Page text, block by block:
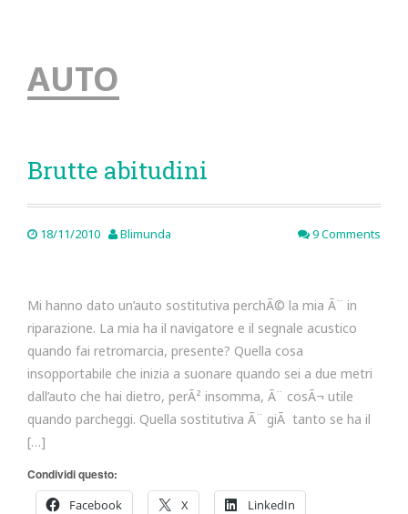
AUTO
Brutte abitudini
18/11/2010 Blimunda 9 Comments
Mi hanno dato un’auto sostitutiva perchÃ© la mia Ã¨ in
riparazione. La mia ha il navigatore e il segnale acustico
quando fai retromarcia, presente? Quella cosa
insopportabile che inizia a suonare quando sei a due metri
dall’auto che hai dietro, perÃ² insomma, Ã¨ cosÃ¬ utile
quando parcheggi. Quella sostitutiva Ã¨ giÃ tanto se ha il
[…]
Condividi questo:
Facebook
X LinkedIn